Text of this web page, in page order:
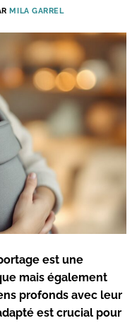
MILA GARREL
est une
mais également
profonds avec leur
est crucial pour